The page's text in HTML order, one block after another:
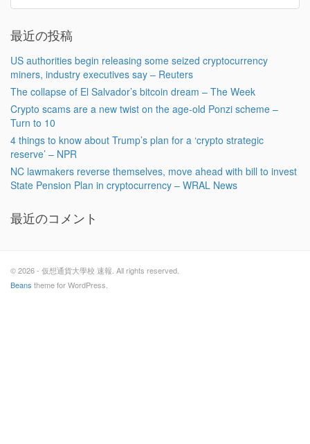
最近の投稿
US authorities begin releasing some seized cryptocurrency
miners, industry executives say – Reuters
The collapse of El Salvador’s bitcoin dream – The Week
Crypto scams are a new twist on the age-old Ponzi scheme –
Turn to 10
4 things to know about Trump’s plan for a ‘crypto strategic
reserve’ – NPR
NC lawmakers reverse themselves, move ahead with bill to invest
State Pension Plan in cryptocurrency – WRAL News
最近のコメント
© 2026 - 仮想通貨大學校 速報. All rights reserved.
Beans theme for WordPress.